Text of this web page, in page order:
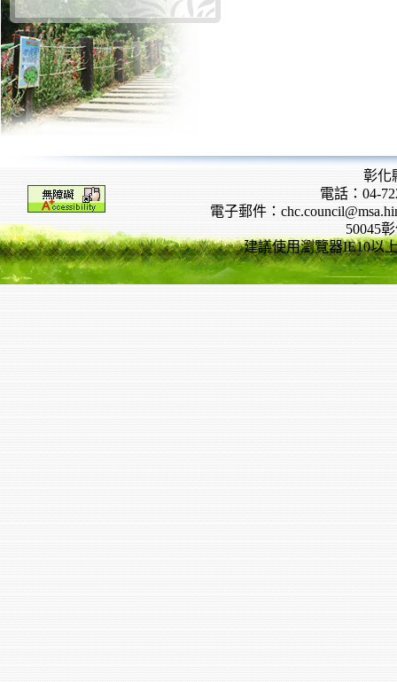
彰化
電話：04-
電子郵件：
50045
建議使用瀏覽器IE10以